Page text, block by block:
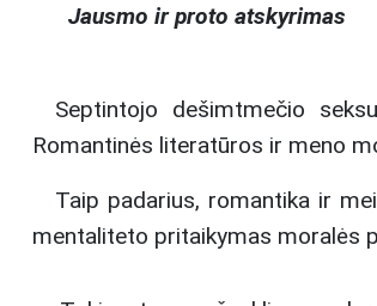
Jausmo ir proto atskyrimas
Septintojo dešimtmečio
Romantinės literatūros ir meno
Taip padarius, romantika ir
mentaliteto pritaikymas moralės